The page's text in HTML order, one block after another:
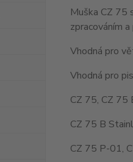
Muška CZ 75
zpracováním
Vhodná pro
Vhodná pro
CZ 75, CZ 75
CZ 75 B
CZ 75 P-01,